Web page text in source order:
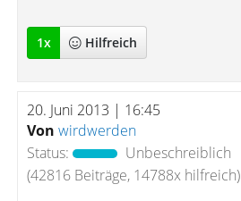
1x Hilfreich
20. Juni 2013 | 16:45
Von wirdwerden
Status:
Unbeschreiblich
(42816 Beiträge, 14788x hilfreich)